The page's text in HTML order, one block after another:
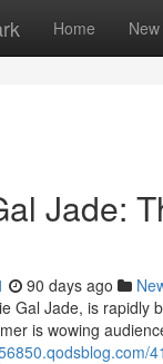
Home New
Jade:
90 days ago
Gal Jade, is rapidly
is wowing